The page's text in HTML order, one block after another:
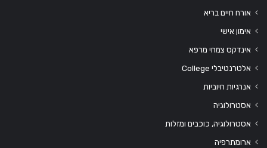
אורח חיים בריא
אימון אישי
אינדקס צמחי מרפא
אלטרנטיבלי College
אנרגיות חיוביות
אסטרולוגיה
אסטרולוגיה, כוכבים ומזלות
ארומתרפיה